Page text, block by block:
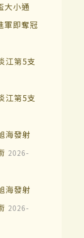
大小通
即奪冠
江第5支
江第5支
海發射
2026-
海發射
2026-